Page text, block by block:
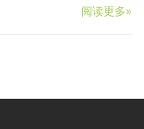
阅读更多»